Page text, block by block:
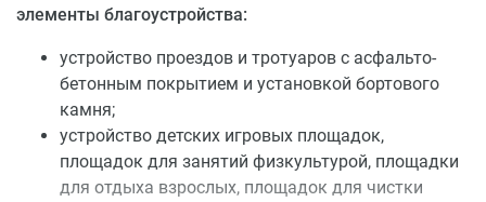
элементы благоустройства:
устройство проездов и тротуаров с асфальто-
бетонным покрытием и установкой бортового
камня;
устройство детских игровых площадок,
площадок для занятий физкультурой, площадки
для отдыха взрослых, площадок для чистки